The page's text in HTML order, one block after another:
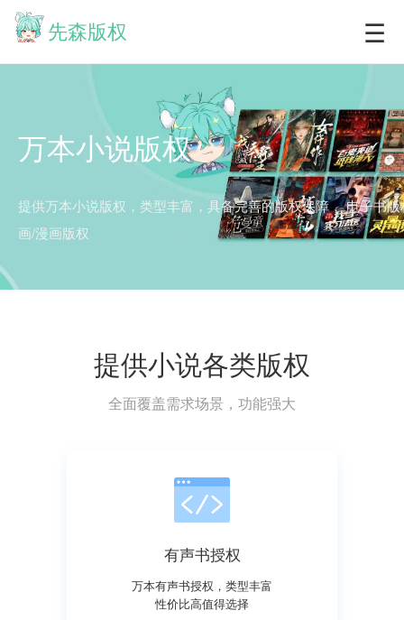
先森版权 ☰
万本小说版权
提供万本小说版权，类型丰富，具备完善的版权保障，电子书版
画/漫画版权
提供小说各类版权
全面覆盖需求场景，功能强大
有声书授权
万本有声书授权，类型丰富
性价比高值得选择